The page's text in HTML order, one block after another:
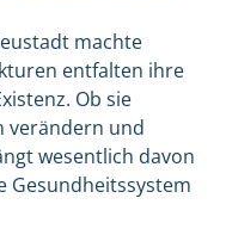
machte
entfalten ihre
Ob sie
verändern und
wesentlich davon
Gesundheitssystem